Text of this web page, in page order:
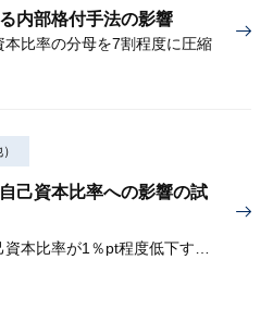
内部格付手法の影響
比率の分母を7割程度に圧縮
己資本比率への影響の試